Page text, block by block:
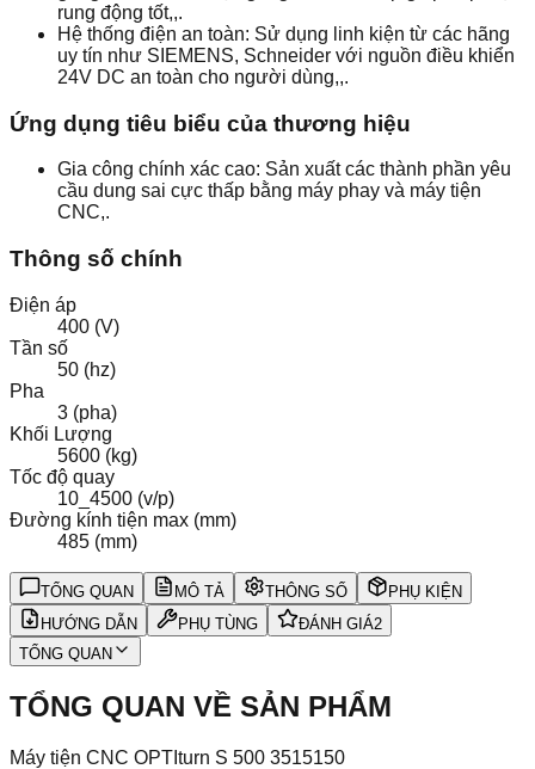
rung động tốt,,.
Hệ thống điện an toàn: Sử dụng linh kiện từ các hãng
uy tín như SIEMENS, Schneider với nguồn điều khiển
24V DC an toàn cho người dùng,,.
Ứng dụng tiêu biểu của thương hiệu
Gia công chính xác cao: Sản xuất các thành phần yêu
cầu dung sai cực thấp bằng máy phay và máy tiện
CNC,.
Thông số chính
Điện áp
400 (V)
Tần số
50 (hz)
Pha
3 (pha)
Khối Lượng
5600 (kg)
Tốc độ quay
10_4500 (v/p)
Đường kính tiện max (mm)
485 (mm)
TỔNG QUAN MÔ TẢ THÔNG SỐ
PHỤ KIỆN
HƯỚNG DẪN
PHỤ TÙNG ĐÁNH GIÁ2
TỔNG QUAN
TỔNG QUAN VỀ SẢN PHẨM
Máy tiện CNC OPTIturn S 500 3515150